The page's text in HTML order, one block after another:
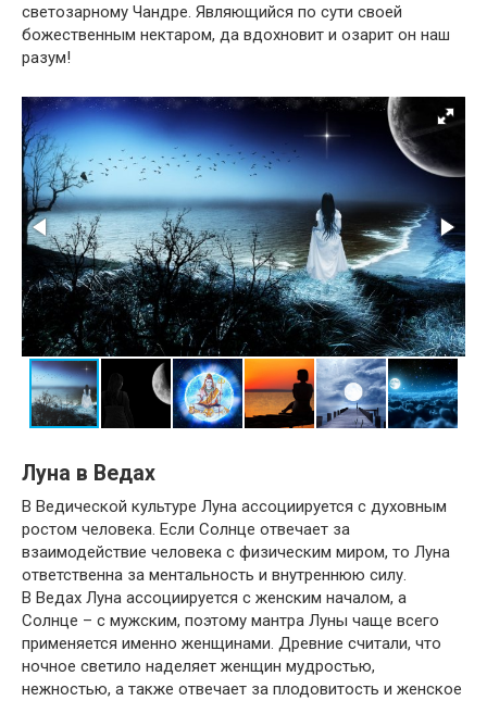
светозарному Чандре. Являющийся по сути своей
божественным нектаром, да вдохновит и озарит он наш
разум!
Луна в Ведах
В Ведической культуре Луна ассоциируется с духовным
ростом человека. Если Солнце отвечает за
взаимодействие человека с физическим миром, то Луна
ответственна за ментальность и внутреннюю силу.
В Ведах Луна ассоциируется с женским началом, а
Солнце – с мужским, поэтому мантра Луны чаще всего
применяется именно женщинами. Древние считали, что
ночное светило наделяет женщин мудростью,
нежностью, а также отвечает за плодовитость и женское